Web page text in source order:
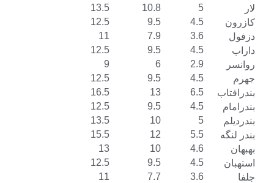
5
10.8
13.5
4.5
9.5
12.5
3.6
7.9
11
4.5
9.5
12.5
2.9
9
4.5
9.5
12.5
6.5
13
16.5
4.5
9.5
12.5
5
10
13.5
5.5
12
15.5
4.6
10
13
4.5
9.5
12.5
3.6
7.7
11